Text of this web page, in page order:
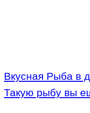
Вкусная Рыба в
Такую рыбу вы